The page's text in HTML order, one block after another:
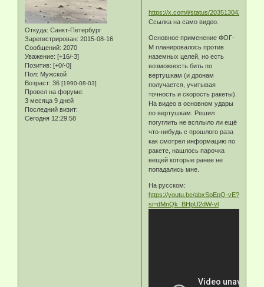
Откуда: Санкт-Петербург
Зарегистрирован: 2015-08-16
Сообщений: 2070
Уважение: [+16/-3]
Позитив: [+0/-0]
Пол: Мужской
Возраст: 36 [1990-08-03]
Провел на форуме:
3 месяца 9 дней
Последний визит:
Сегодня 12:29:58
https://x.com/i/status/
Ссылка на само видео.
Основное применение ФОГ-
М планировалось против
наземных целей, но есть
возможность бить по
вертушкам (и дронам
получается, учитывая
точность и скорость ракеты).
На видео в основном удары
по вертушкам. Решил
погуглить не всплыло ли ещё
что-нибудь с прошлого раза
как смотрел информацию по
ракете, нашлось парочка
вещей которые ранее не
попадались мне.
На русском:
https://youtu.be/abxSpEpQ-vE?
si=dMnQk_BHpU2dW-vl